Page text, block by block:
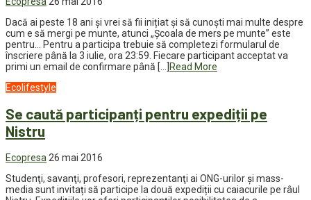
Dacă ai peste 18 ani și vrei să fii inițiat și să cunoști mai multe despre
cum e să mergi pe munte, atunci „Școala de mers pe munte” este
pentru… Pentru a participa trebuie să completezi formularul de
înscriere până la 3 iulie, ora 23:59. Fiecare participant acceptat va
primi un email de confirmare până […]
Read More
Ecolifestyle
Se caută participanți pentru expediții pe
Nistru
Ecopresa 26 mai 2016
Studenţi, savanţi, profesori, reprezentanţi ai ONG-urilor şi mass-
media sunt invitați să participe la două expediții cu caiacurile pe râul